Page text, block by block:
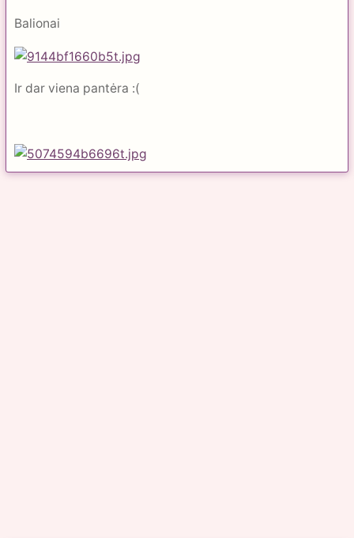
Balionai
Ir dar viena pantėra :(